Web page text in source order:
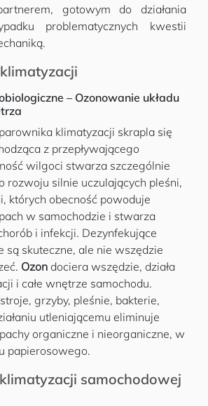
gotowym do działania
problematycznych kwestii
– Ozonowanie układu
klimatyzacji skrapla się
z przepływającego
wilgoci stwarza szczególnie
rozwoju silnie uczulających pleśni,
których obecność powoduje
w samochodzie i stwarza
i infekcji. Dezynfekujące
są skuteczne, ale nie wszędzie
Ozon dociera wszędzie, działa
i całe wnętrze samochodu.
grzyby, pleśnie, bakterie,
utleniającemu eliminuje
organiczne i nieorganiczne, w
papierosowego.
samochodowej